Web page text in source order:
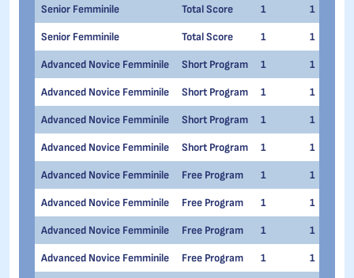
Senior Femminile Total Score 1 1
Senior Femminile Total Score 1 1
Advanced Novice Femminile Short Program 1 1
Advanced Novice Femminile Short Program 1 1
Advanced Novice Femminile Short Program 1 1
Advanced Novice Femminile Short Program 1 1
Advanced Novice Femminile Free Program 1 1
Advanced Novice Femminile Free Program 1 1
Advanced Novice Femminile Free Program 1 1
Advanced Novice Femminile Free Program 1 1